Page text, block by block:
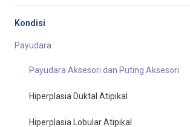
Kondisi
Payudara
Payudara Aksesori dan Puting Aksesori
Hiperplasia Duktal Atipikal
Hiperplasia Lobular Atipikal